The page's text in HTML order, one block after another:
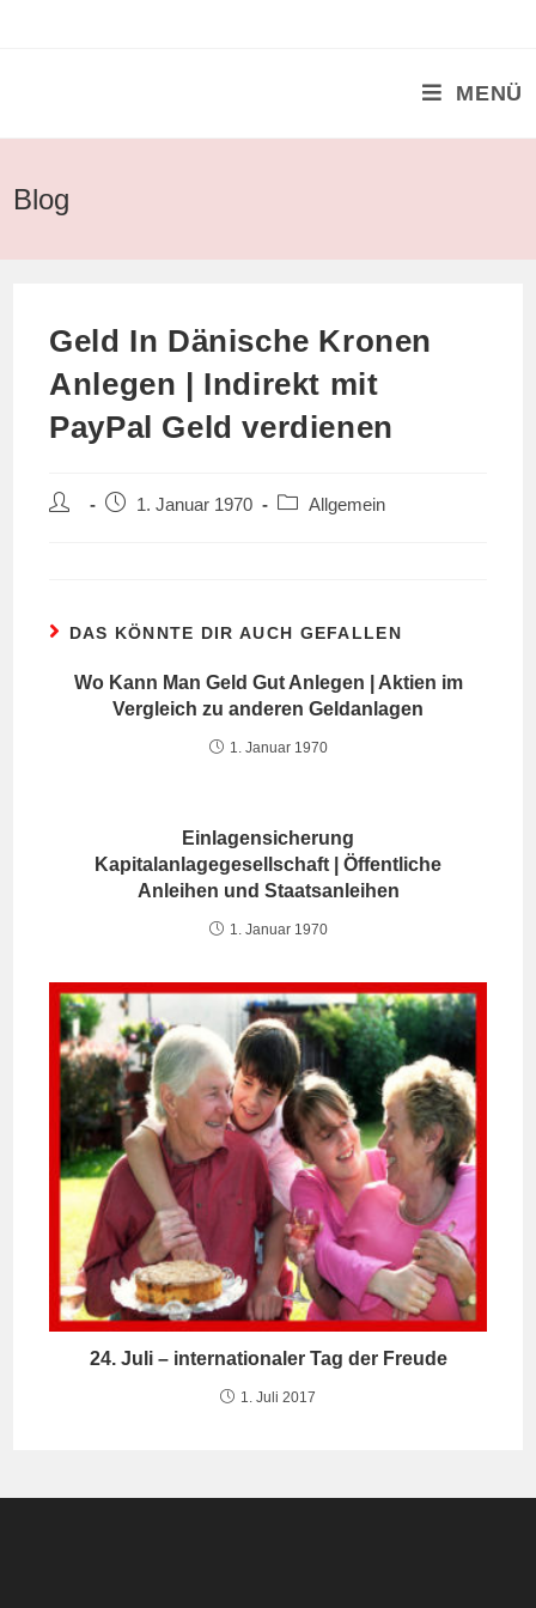
MENÜ
Blog
Geld In Dänische Kronen
Anlegen | Indirekt mit
PayPal Geld verdienen
Beitrags-Beitrag1. Januar 1970
Beitrags-
Allgemein
DAS KÖNNTE DIR AUCH GEFALLEN
Wo Kann Man Geld Gut Anlegen | Aktien im
Vergleich zu anderen Geldanlagen
1. Januar 1970
Einlagensicherung
Kapitalanlagegesellschaft | Öffentliche
Anleihen und Staatsanleihen
1. Januar 1970
24. Juli – internationaler Tag der Freude
1. Juli 2017